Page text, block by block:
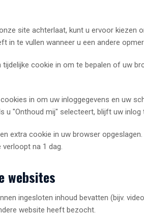
site achterlaat, kunt u ervoor kiezen
in te vullen wanneer u een andere
cookie in om te bepalen of uw
in om uw inloggegevens en uw
u "Onthoud mij" selecteert, blijft uw
extra cookie in uw browser
na 1 dag.
websites
ingesloten inhoud bevatten (bijv.
website heeft bezocht.